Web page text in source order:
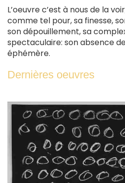
L’oeuvre c’est à nous de la
comme tel pour, sa finesse,
son dépouillement, sa
spectaculaire: son absence
éphémère.
Dernières oeuvres